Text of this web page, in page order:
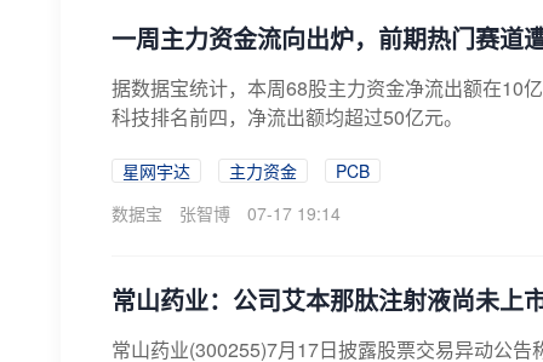
一周主力资金流向出炉，前期热门赛道
据数据宝统计，本周68股主力资金净流出额在10
科技排名前四，净流出额均超过50亿元。
星网宇达 主力资金
PCB
数据宝
张智博 07-17 19:14
常山药业：公司艾本那肽注射液尚未上
常山药业(300255)7月17日披露股票交易异动公